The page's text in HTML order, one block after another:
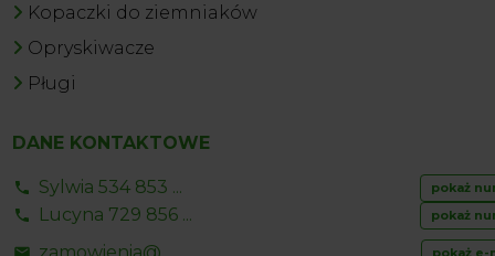
Kopaczki do ziemniaków
Opryskiwacze
Pługi
DANE KONTAKTOWE
Sylwia 534 853 ... pokaż
Lucyna 729 856 ... pokaż
pokaż e-